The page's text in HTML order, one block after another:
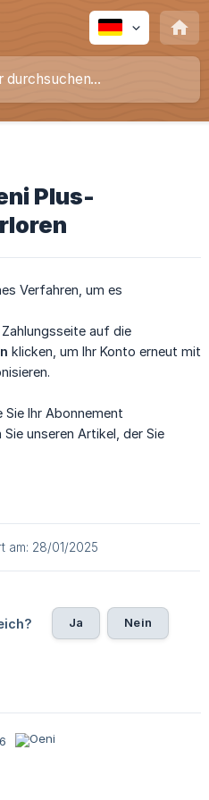
Plus-
Verfahren, um es
auf die
klicken, um Ihr Konto erneut mit
Sie Ihr Abonnement
unseren Artikel, der Sie
am: 28/01/2025
Ja Nein